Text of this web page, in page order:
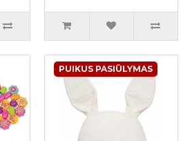
PUIKUS PASIŪLYMAS